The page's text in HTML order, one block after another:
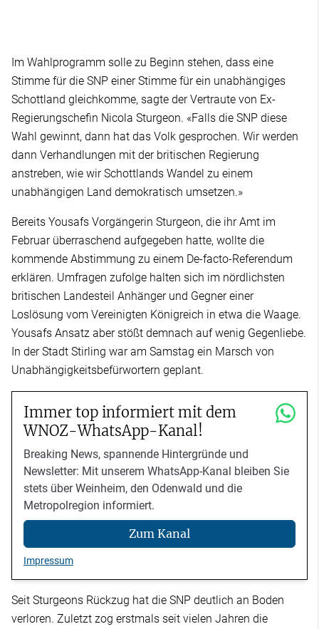
Im Wahlprogramm solle zu Beginn stehen, dass eine
Stimme für die SNP einer Stimme für ein unabhängiges
Schottland gleichkomme, sagte der Vertraute von Ex-
Regierungschefin Nicola Sturgeon. «Falls die SNP diese
Wahl gewinnt, dann hat das Volk gesprochen. Wir werden
dann Verhandlungen mit der britischen Regierung
anstreben, wie wir Schottlands Wandel zu einem
unabhängigen Land demokratisch umsetzen.»
Bereits Yousafs Vorgängerin Sturgeon, die ihr Amt im
Februar überraschend aufgegeben hatte, wollte die
kommende Abstimmung zu einem De-facto-Referendum
erklären. Umfragen zufolge halten sich im nördlichsten
britischen Landesteil Anhänger und Gegner einer
Loslösung vom Vereinigten Königreich in etwa die Waage.
Yousafs Ansatz aber stößt demnach auf wenig Gegenliebe.
In der Stadt Stirling war am Samstag ein Marsch von
Unabhängigkeitsbefürwortern geplant.
Immer top informiert mit dem
WNOZ-WhatsApp-Kanal!
Breaking News, spannende Hintergründe und
Newsletter: Mit unserem WhatsApp-Kanal bleiben Sie
stets über Weinheim, den Odenwald und die
Metropolregion informiert.
Zum Kanal
Impressum
Seit Sturgeons Rückzug hat die SNP deutlich an Boden
verloren. Zuletzt zog erstmals seit vielen Jahren die